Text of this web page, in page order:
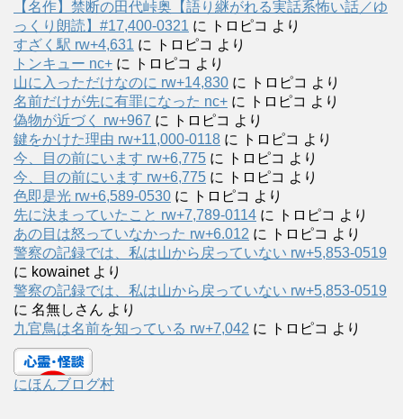
【名作】禁断の田代峠奥【語り継がれる実話系怖い話／ゆ
っくり朗読】#17,400-0321 に トロピコ より
すざく駅 rw+4,631 に トロピコ より
トンキュー nc+ に トロピコ より
山に入っただけなのに rw+14,830 に トロピコ より
名前だけが先に有罪になった nc+ に トロピコ より
偽物が近づく rw+967 に トロピコ より
鍵をかけた理由 rw+11,000-0118 に トロピコ より
今、目の前にいます rw+6,775 に トロピコ より
今、目の前にいます rw+6,775 に トロピコ より
色即是光 rw+6,589-0530 に トロピコ より
先に決まっていたこと rw+7,789-0114 に トロピコ より
あの目は怒っていなかった rw+6.012 に トロピコ より
警察の記録では、私は山から戻っていない rw+5,853-0519
に kowainetより
警察の記録では、私は山から戻っていない rw+5,853-0519
に 名無しさん より
九官鳥は名前を知っている rw+7,042 に トロピコ より
にほんブログ村